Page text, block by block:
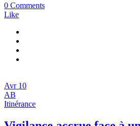
0 Comments
Like
Avr 10
AB
Itinérance